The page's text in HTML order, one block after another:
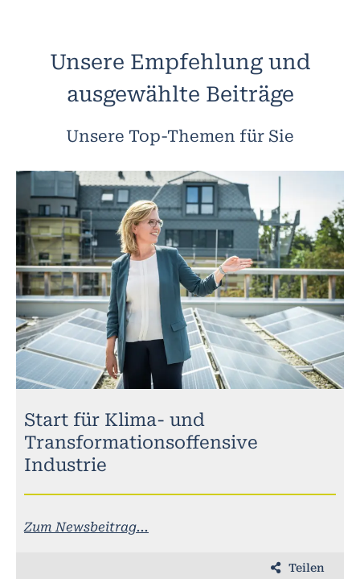
Unsere Empfehlung und
ausgewählte Beiträge
Unsere Top-Themen für Sie
Start für Klima- und
Transformationsoffensive
Industrie
Zum Newsbeitrag...
Teilen